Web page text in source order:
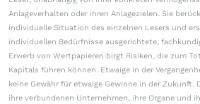
Anlageverhalten oder ihren Anlagezielen. Sie
individuelle Situation des einzelnen Lesers und
individuellen Bedürfnisse ausgerichtete,
Erwerb von Wertpapieren birgt Risiken, die zum
Kapitals führen können. Etwaige in der
keine Gewähr für etwaige Gewinne in der Zukunft.
ihre verbundenen Unternehmen, ihre Organe und